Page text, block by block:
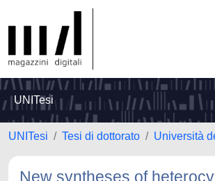
UNITesi
UNITesi Tesi di dottorato Università
New syntheses of